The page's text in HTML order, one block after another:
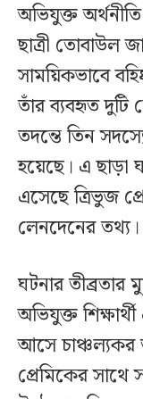
অভিযুক্ত
ছাত্রী তোবাউল
সাময়িকভাবে
তাঁর ব্যবহৃত
তদন্তে তিন
হয়েছে। এ ছাড়া
এসেছে ত্রিভুজ
লেনদেনের তথ্য।
ঘটনার
অভিযুক্ত
আসে চাঞ্চল্যকর
প্রেমিকের সাথে